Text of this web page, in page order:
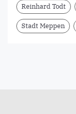
Reinhard Todt
Stadt Meppen